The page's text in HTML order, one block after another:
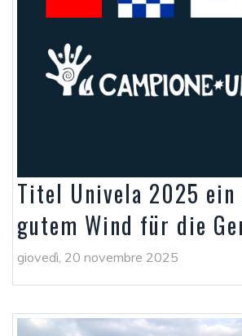
Titel Univela 2025
gutem Wind für die
giovedì, 20 novembre 2025